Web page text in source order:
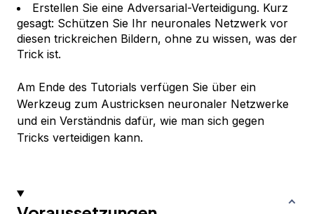
Erstellen Sie eine Adversarial-Verteidigung. Kurz
gesagt: Schützen Sie Ihr neuronales Netzwerk vor
diesen trickreichen Bildern, ohne zu wissen, was der
Trick ist.
Am Ende des Tutorials verfügen Sie über ein
Werkzeug zum Austricksen neuronaler Netzwerke
und ein Verständnis dafür, wie man sich gegen
Tricks verteidigen kann.